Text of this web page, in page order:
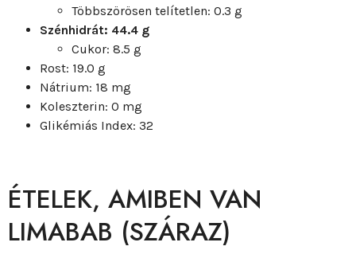
Többszörösen telítetlen: 0.3 g
Szénhidrát: 44.4 g
Cukor: 8.5 g
Rost: 19.0 g
Nátrium: 18 mg
Koleszterin: 0 mg
Glikémiás Index: 32
ÉTELEK, AMIBEN VAN
LIMABAB (SZÁRAZ)